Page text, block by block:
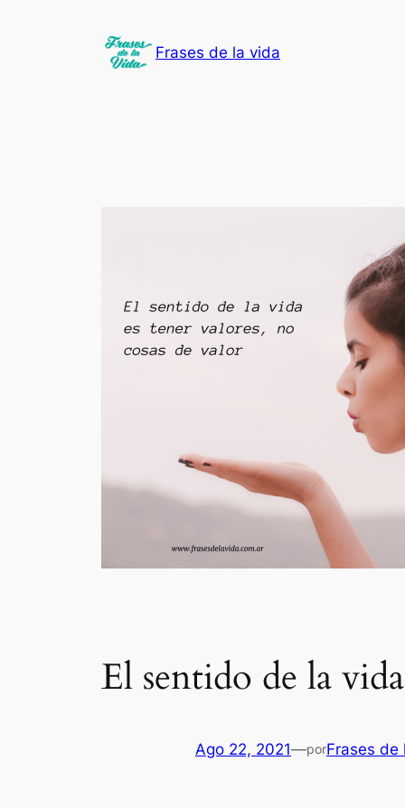
Frases de la vida
El sentido de la
Ago 22, 2021—porFrases de